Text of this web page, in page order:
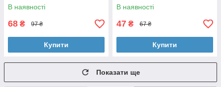
В наявності
68 ₴ 97 ₴
Купити
В наявності
47 ₴ 67 ₴
Купити
Показати ще